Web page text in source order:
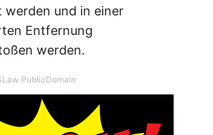
werden und in einer
Entfernung
werden.
PublicDomain